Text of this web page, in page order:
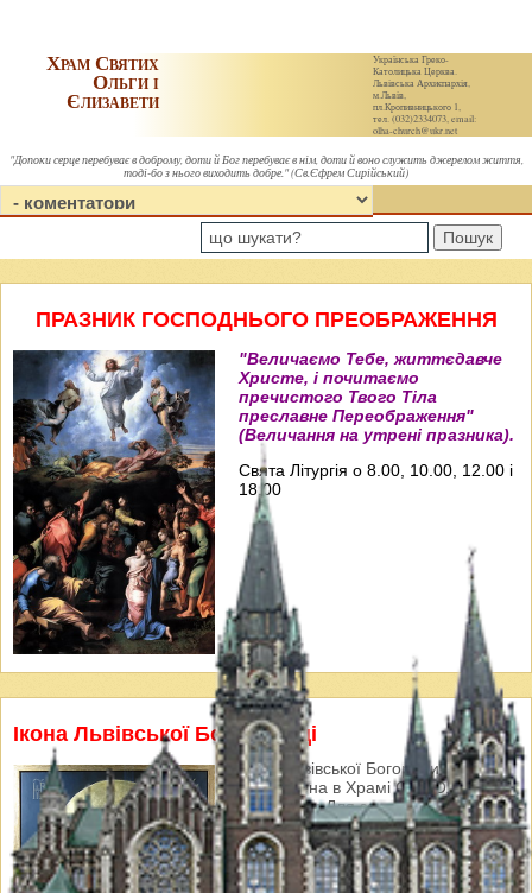
Українська Греко-
Католицька Церква.
Львівська Архиєпархія,
м.Львів,
пл.Кропивницького 1,
тел. (032)2334073, email:
olha-church@ukr.net
Храм Святих
Ольги і
Єлизавети
"Допоки серце перебуває в доброму, доти й Бог перебуває в нім, доти й воно служить джерелом життя,
тоді-бо з нього виходить добре." (Св.Єфрем Сирійський)
Пошук
ПРАЗНИК ГОСПОДНЬОГО ПРЕОБРАЖЕННЯ
"Величаємо Тебе, життєдавче
Христе, і почитаємо
пречистого Твого Тіла
преславне Переображення"
(Величання на утрені празника).
Свята Літургія о 8.00, 10.00, 12.00 і
18.00
Ікона Львівської Богородиці
Ікона Львівської Богородиці
виставлена в Храмі Свв. Ольги і
Єлизавети Для загального
почитання. Відвідати ікону можна
щодня з 7.30 до 19.30.
Запрошуємо до молитовного
чування біля Ікони.